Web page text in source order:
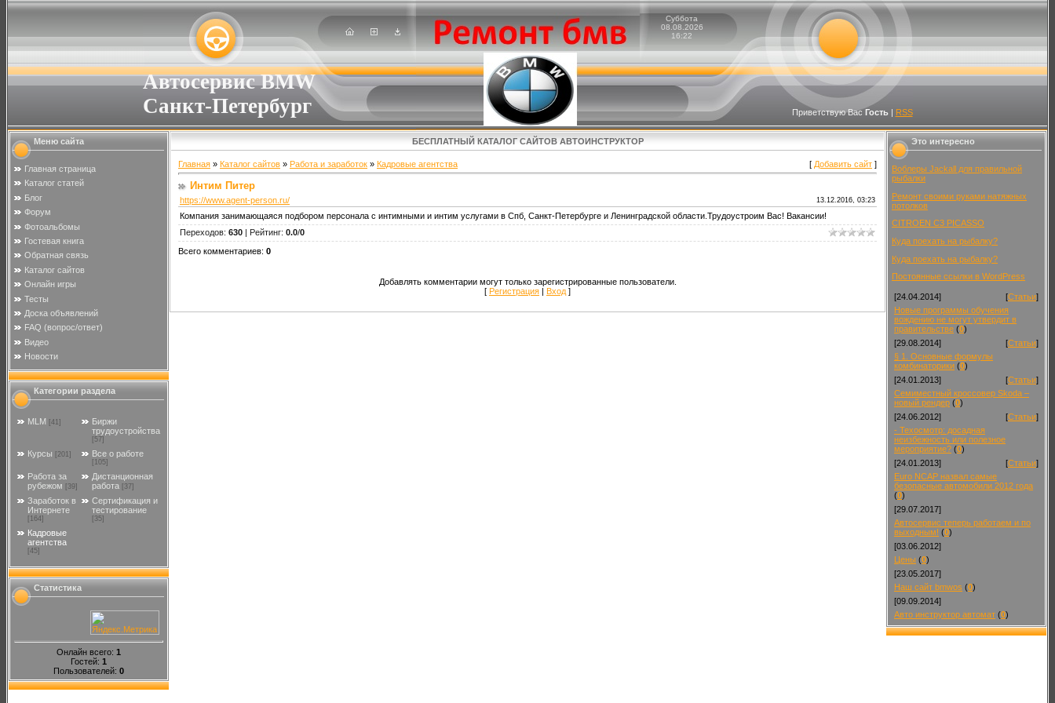
Автосервис BMW
Санкт-Петербург
Суббота
08.08.2026
16:22
Приветствую Вас Гость| RSS
Меню сайта
Главная страница
Каталог статей
Блог
Форум
Фотоальбомы
Гостевая книга
Обратная связь
Каталог сайтов
Онлайн игры
Тесты
Доска объявлений
FAQ (вопрос/ответ)
Видео
Новости
Категории раздела
MLM [41]
Биржи
трудоустройства
[57]
Курсы [201] Все о работе
[105]
Работа за
рубежом
[39]
Дистанционная
работа
[37]
Заработок в
Интернете
[164]
Сертификация и
тестирование
[35]
Кадровые
агентства
[45]
Статистика
Онлайн всего: 1
Гостей: 1
Пользователей: 0
БЕСПЛАТНЫЙ КАТАЛОГ САЙТОВ АВТОИНСТРУКТОР
Главная » Каталог сайтов » Работа и заработок » Кадровые агентства [ Добавить сайт ]
Интим Питер
https://www.agent-person.ru/ 13.12.2016, 03:23
Компания занимающаяся подбором персонала с интимными и интим услугами в Спб, Санкт-Петербурге и Ленинградской области.Трудоустроим Вас! Вакансии!
Переходов: 630 | Рейтинг: 0.0/0
Всего комментариев: 0
Добавлять комментарии могут только зарегистрированные пользователи.
[ Регистрация | Вход ]
Это интересно
Воблеры Jackall для правильной
рыбалки
Ремонт своими руками натяжных
потолков
CITROEN C3 PICASSO
Куда поехать на рыбалку?
Куда поехать на рыбалку?
Постоянные ссылки в WordPress
[24.04.2014] [Статьи]
Новые программы обучения
вождению не могут утвердит в
правительстве (0)
[29.08.2014]
[Статьи]
§ 1. Основные формулы
комбинаторики (0)
[24.01.2013]
[Статьи]
Семиместный кроссовер Skoda –
новый рендер (0)
[24.06.2012]
[Статьи]
- Техосмотр: досадная
неизбежность или полезное
мероприятие? (0)
[24.01.2013]
[Статьи]
Euro NCAP назвал самые
безопасные автомобили 2012 года
(0)
[29.07.2017]
Автосервис теперь работаем и по
выходным! (0)
[03.06.2012]
Цены (0)
[23.05.2017]
Наш сайт bmwos (0)
[09.09.2014]
Авто инструктор автомат (0)